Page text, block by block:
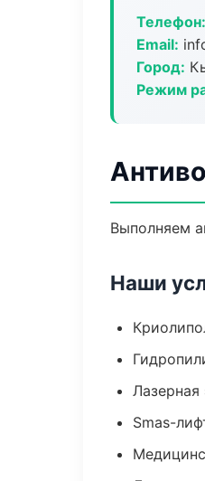
Телефон:
Email:
Город:
Режим
Выполняем
Наши
Лазерная
Smas-